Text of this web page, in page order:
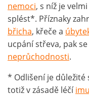
nemoci, s níž je
splést*. Příznaky
břicha, křeče a
ucpání střeva, pak
neprůchodnosti.
* Odlišení je důležité
totiž v zásadě léčí